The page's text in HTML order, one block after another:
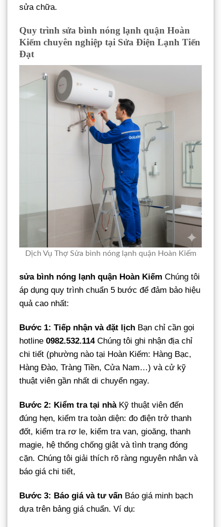
sửa chữa.
Quy trình sửa bình nóng lạnh quận Hoàn
Kiếm chuyên nghiệp tại Sửa Điện Lạnh Tiến
Đạt
Dịch Vụ Thợ Sửa bình nóng lạnh quận Hoàn Kiếm
sửa bình nóng lạnh quận Hoàn Kiếm Chúng tôi
áp dụng quy trình chuẩn 5 bước để đảm bảo hiệu
quả cao nhất:
Bước 1: Tiếp nhận và đặt lịch Bạn chỉ cần gọi
hotline 0982.532.114Chúng tôi ghi nhận địa chỉ
chi tiết (phường nào tại Hoàn Kiếm: Hàng Bạc,
Hàng Đào, Tràng Tiền, Cửa Nam…) và cử kỹ
thuật viên gần nhất di chuyển ngay.
Bước 2: Kiểm tra tại nhàKỹ thuật viên đến
đúng hẹn, kiểm tra toàn diện: đo điện trở thanh
đốt, kiểm tra rơ le, kiểm tra van, gioăng, thanh
magie, hệ thống chống giật và tình trạng đóng
cặn. Chúng tôi giải thích rõ ràng nguyên nhân và
báo giá chi tiết,
Bước 3: Báo giá và tư vấn Báo giá minh bạch
dựa trên bảng giá chuẩn. Ví dụ: